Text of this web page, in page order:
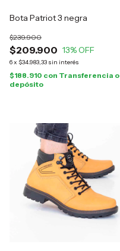
Bota Patriot 3 negra
$209.900
$239.900
13% OFF
6x $34.983,33 sin interés
$188.910 con Transferencia o
depósito